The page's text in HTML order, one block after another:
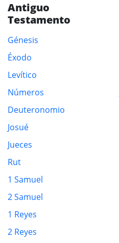
Antiguo
Testamento
Génesis
Éxodo
Levítico
Números
Deuteronomio
Josué
Jueces
Rut
1 Samuel
2 Samuel
1 Reyes
2 Reyes